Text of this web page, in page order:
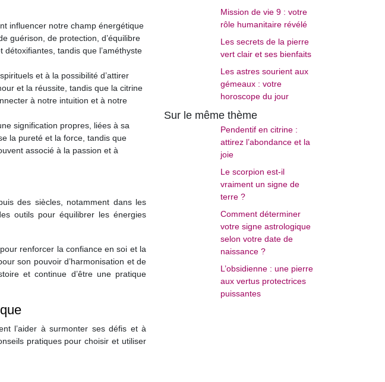
influencer notre champ énergétique
guérison, de protection, d’équilibre
tandis que l’améthyste
et à la possibilité d’attirer
et la réussite, tandis que la citrine
à notre intuition et à notre
signification propres, liées à sa
la pureté et la force, tandis que
associé à la passion et à
des siècles, notamment dans les
outils pour équilibrer les énergies
renforcer la confiance en soi et la
son pouvoir d’harmonisation et de
et continue d’être une pratique
l’aider à surmonter ses défis et à
pratiques pour choisir et utiliser
Mission de vie 9 : votre
rôle humanitaire révélé
Les secrets de la pierre
vert clair et ses bienfaits
Les astres sourient aux
gémeaux : votre
horoscope du jour
Sur le même thème
Pendentif en citrine :
attirez l’abondance et la
joie
Le scorpion est-il
vraiment un signe de
terre ?
Comment déterminer
votre signe astrologique
selon votre date de
naissance ?
L’obsidienne : une pierre
aux vertus protectrices
puissantes